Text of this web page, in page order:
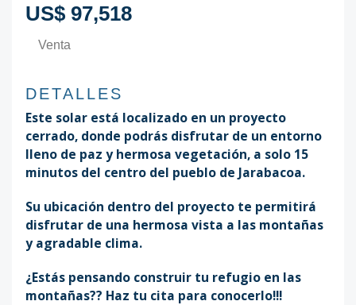
US$ 97,518
Venta
DETALLES
Este solar está localizado en un proyecto
cerrado, donde podrás disfrutar de un entorno
lleno de paz y hermosa vegetación, a solo 15
minutos del centro del pueblo de Jarabacoa.
Su ubicación dentro del proyecto te permitirá
disfrutar de una hermosa vista a las montañas
y agradable clima.
¿Estás pensando construir tu refugio en las
montañas?? Haz tu cita para conocerlo!!!